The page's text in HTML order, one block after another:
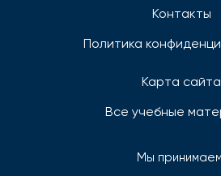
Контакты
Политика
Карта сайта
Все учебные
Мы